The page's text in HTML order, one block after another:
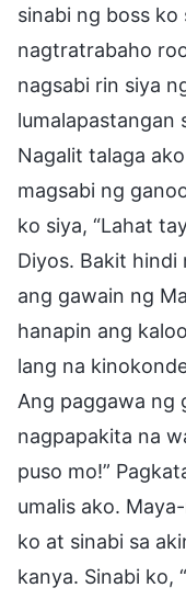
sinabi ng boss
nagtratrabaho
nagsabi rin siya
lumalapastangan
Nagalit talaga
magsabi ng
ko siya, “Lahat
Diyos. Bakit hindi
ang gawain ng
hanapin ang
lang na
Ang paggawa ng
nagpapakita na
puso mo!”
umalis ako.
ko at sinabi sa
kanya. Sinabi ko,